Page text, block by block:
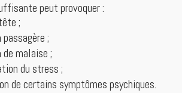
peut provoquer :
;
;
malaise ;
du stress ;
de certains symptômes psychiques.